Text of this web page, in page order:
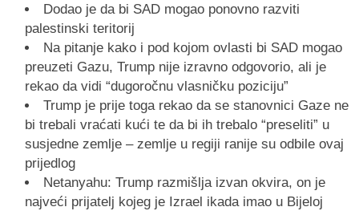
Dodao je da bi SAD mogao ponovno razviti
palestinski teritorij
Na pitanje kako i pod kojom ovlasti bi SAD mogao
preuzeti Gazu, Trump nije izravno odgovorio, ali je
rekao da vidi “dugoročnu vlasničku poziciju”
Trump je prije toga rekao da se stanovnici Gaze ne
bi trebali vraćati kući te da bi ih trebalo “preseliti” u
susjedne zemlje – zemlje u regiji ranije su odbile ovaj
prijedlog
Netanyahu: Trump razmišlja izvan okvira, on je
najveći prijatelj kojeg je Izrael ikada imao u Bijeloj